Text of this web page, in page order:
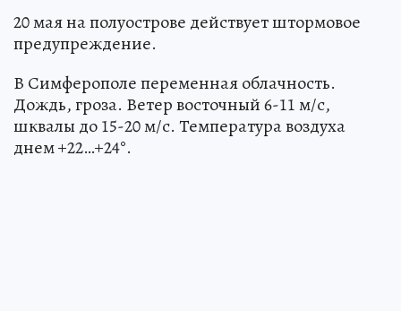
20 мая на полуострове действует штормовое
предупреждение.
В Симферополе переменная облачность.
Дождь, гроза. Ветер восточный 6-11 м/с,
шквалы до 15-20 м/с. Температура воздуха
днем +22…+24°.